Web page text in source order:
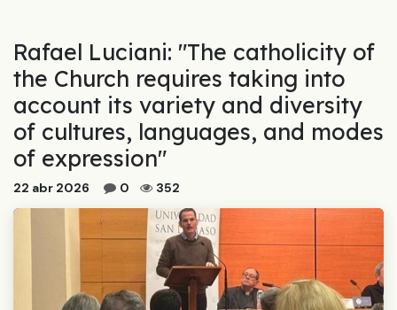
Rafael Luciani: "The catholicity of
the Church requires taking into
account its variety and diversity
of cultures, languages, and modes
of expression"
22 abr 2026 0 352